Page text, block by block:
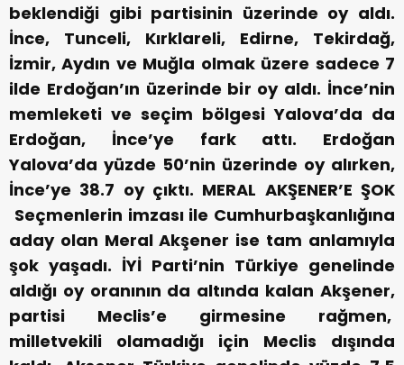
beklendiği gibi partisinin üzerinde oy aldı.
İnce, Tunceli, Kırklareli, Edirne, Tekirdağ,
İzmir, Aydın ve Muğla olmak üzere sadece 7
ilde Erdoğan’ın üzerinde bir oy aldı. İnce’nin
memleketi ve seçim bölgesi Yalova’da da
Erdoğan, İnce’ye fark attı. Erdoğan
Yalova’da yüzde 50’nin üzerinde oy alırken,
İnce’ye 38.7 oy çıktı. MERAL AKŞENER’E ŞOK
Seçmenlerin imzası ile Cumhurbaşkanlığına
aday olan Meral Akşener ise tam anlamıyla
şok yaşadı. İYİ Parti’nin Türkiye genelinde
aldığı oy oranının da altında kalan Akşener,
partisi Meclis’e girmesine rağmen,
milletvekili olamadığı için Meclis dışında